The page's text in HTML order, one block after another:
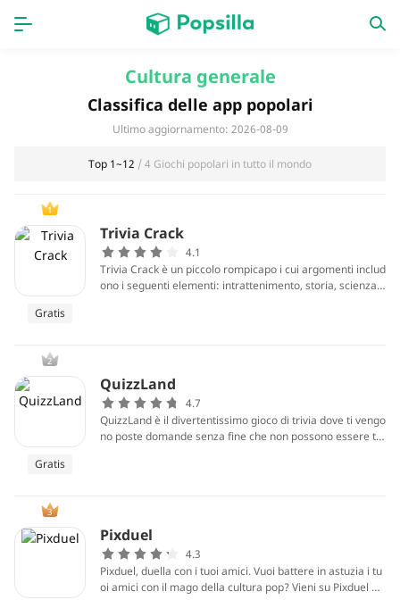
APPS
Giochi nuove uscite
Cultura generale
Classifica delle app popolari
Ultimo aggiornamento: 2026-08-09
Top 1~12 / 4 Giochi popolari in tutto il mondo
1
Gratis
Trivia Crack
4.1
Trivia Crack è un piccolo rompicapo i cui argomenti includ
ono i seguenti elementi: intrattenimento, storia, scienza,
2
Gratis
QuizzLand
4.7
QuizzLand è il divertentissimo gioco di trivia dove ti vengo
no poste domande senza fine che non possono essere tr
3
Pixduel
4.3
Pixduel, duella con i tuoi amici. Vuoi battere in astuzia i tu
oi amici con il mago della cultura pop? Vieni su Pixduel e